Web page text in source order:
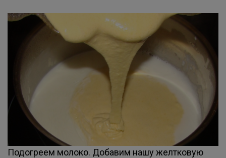
Подогреем молоко. Добавим нашу желтковую